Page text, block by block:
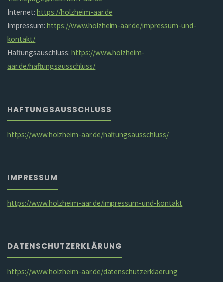
Internet:https://holzheim-aar.de
Impressum:https://www.holzheim-aar.de/impressum-und-
kontakt/
Haftungsauschluss:https://www.holzheim-
aar.de/haftungsausschluss/
HAFTUNGSAUSSCHLUSS
https://www.holzheim-aar.de/haftungsausschluss/
IMPRESSUM
https://www.holzheim-aar.de/impressum-und-kontakt
DATENSCHUTZERKLÄRUNG
https://www.holzheim-aar.de/datenschutzerklaerung